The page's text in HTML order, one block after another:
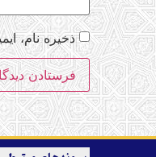
ذخیره نام،